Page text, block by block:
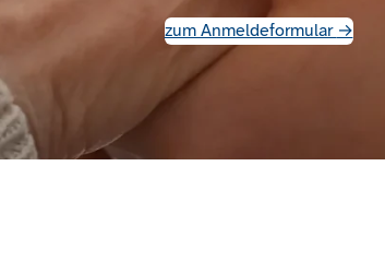
zum Anmeldeformular →(
e